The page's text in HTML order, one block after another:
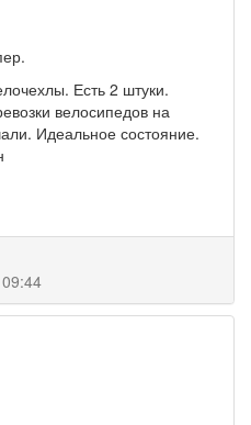
Есть 2 штуки.
велосипедов на
Идеальное состояние.